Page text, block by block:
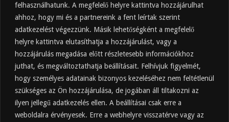
felhasználhatunk. A megfelelő helyre kattintva hozzájárulhat
ahhoz, hogy mi és a partnereink a fent leírtak szerint
adatkezelést végezzünk. Másik lehetőségként a megfelelő
helyre kattintva elutasíthatja a hozzájárulást, vagy a
hozzájárulás megadása előtt részletesebb információkhoz
juthat, és megváltoztathatja beállításait. Felhívjuk figyelmét,
hogy személyes adatainak bizonyos kezeléséhez nem feltétlenül
szükséges az Ön hozzájárulása, de jogában áll tiltakozni az
ilyen jellegű adatkezelés ellen. A beállításai csak erre a
weboldalra érvényesek. Erre a webhelyre visszatérve vagy az
Almaecet fogyasztása: mikor, mennyit, mivel
hígítva?
2025.10.30.
Almaecet hatása a szervezetre –
Mit mond a kutatás?
2025.10.15.
Almaecet – Teljes útmutató:
hatások, felhasználás, kockázatok,
beszerzés
2025.10.14.